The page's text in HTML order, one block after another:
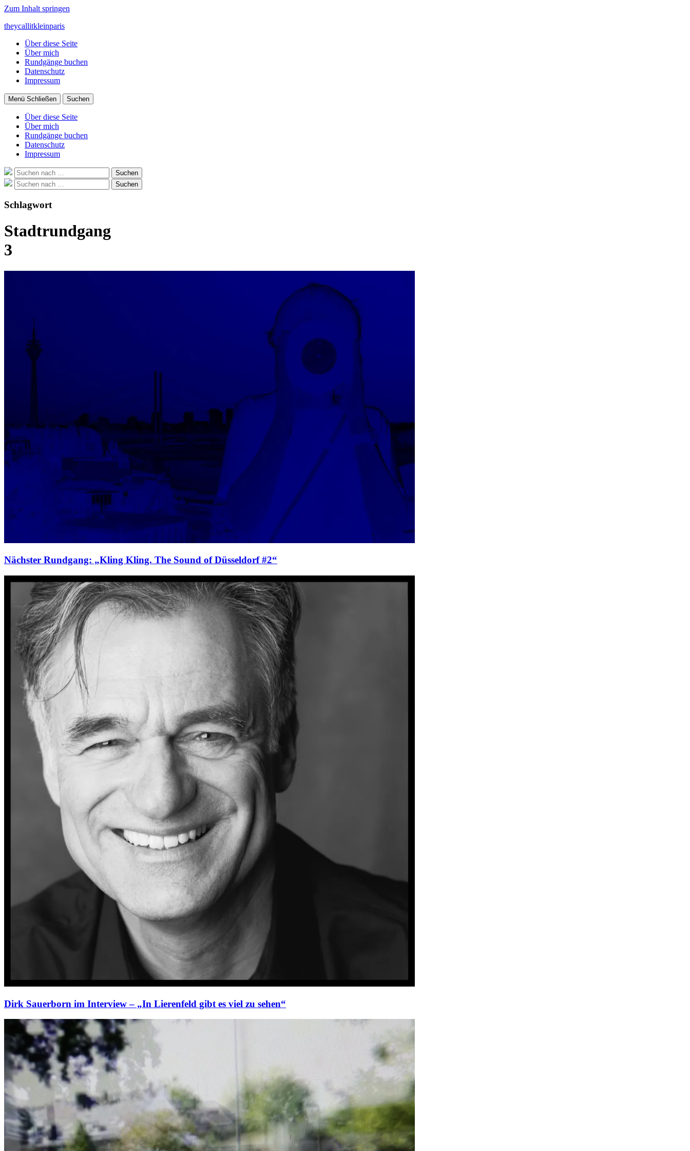
Zum Inhalt springen
theycallitkleinparis
Über diese Seite
Über mich
Rundgänge buchen
Datenschutz
Impressum
Menü Schließen Suchen
Über diese Seite
Über mich
Rundgänge buchen
Datenschutz
Impressum
Suche
nach:
Suchen
Suche
nach:
Suchen
Schlagwort
Stadtrundgang
3
Nächster Rundgang: „Kling Kling. The Sound of Düsseldorf #2“
Dirk Sauerborn im Interview – „In Lierenfeld gibt es viel zu sehen“